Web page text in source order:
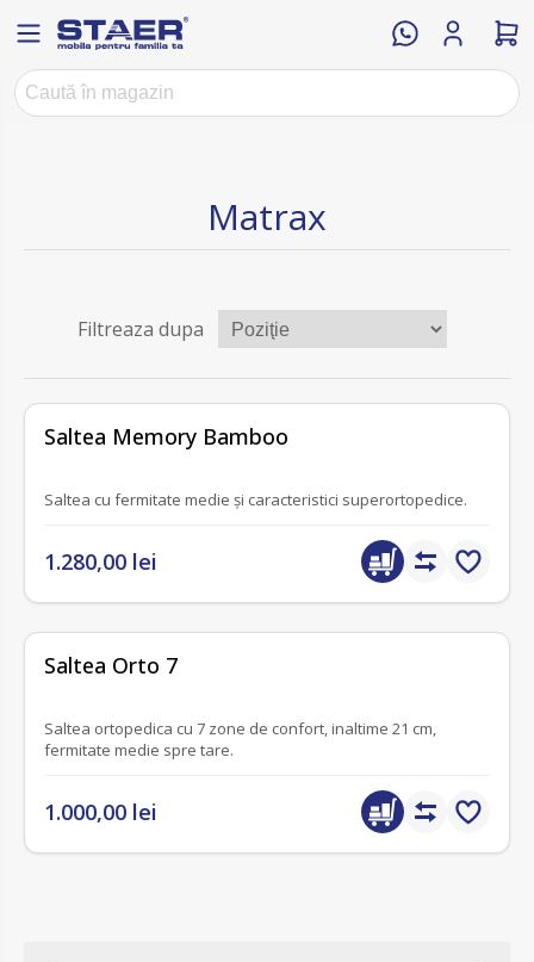
Matrax
Filtreaza dupa
Saltea Memory Bamboo
Saltea cu fermitate medie și caracteristici superortopedice.
1.280,00 lei
Saltea Orto 7
Saltea ortopedica cu 7 zone de confort, inaltime 21 cm,
fermitate medie spre tare.
1.000,00 lei